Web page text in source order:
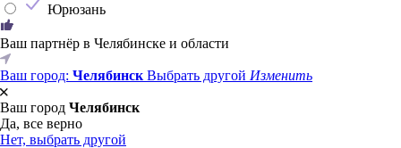
Юрюзань
Ваш партнёр в Челябинске и области
Ваш город: Челябинск Выбрать другой Изменить
Ваш город Челябинск
Да, все верно
Нет, выбрать другой